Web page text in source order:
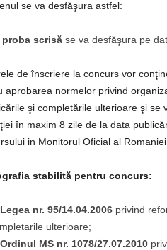
se va desfăşura astfel:
proba scrisă se va desfăşura pe
de înscriere la concurs vor
aprobarea normelor privind
şi completările ulterioare şi
în maxim 8 zile de la data
in Monitorul Oficial al
stabilită pentru concurs:
Legea nr. 95/14.04.2006 privind
ulterioare;
Ordinul MS nr. 1078/27.07.2010